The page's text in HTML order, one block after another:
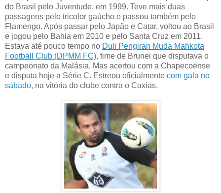
do Brasil pelo Juventude, em 1999. Teve mais duas
passagens pelo tricolor gaúcho e passou também pelo
Flamengo. Após passar pelo Japão e Catar, voltou ao Brasil
e jogou pelo Bahia em 2010 e pelo Santa Cruz em 2011.
Estava até pouco tempo no Duli Pengiran Muda Mahkota
Football Club (DPMM FC), time de Brunei que disputava o
campeonato da Malásia. Mas acertou com a Chapecoense
e disputa hoje a Série C. Estreou oficialmente com gala no
sábado, na vitória do clube contra o Caxias.